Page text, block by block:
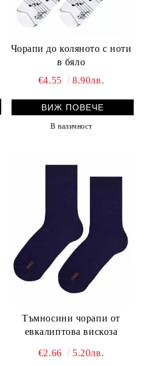
Чорапи до коляното с ноти
в бяло
€4.55
8.90лв.
ВИЖ ПОВЕЧЕ
В наличност
Тъмносини чорапи от
евкалиптова вискоза
€2.66 5.20лв.